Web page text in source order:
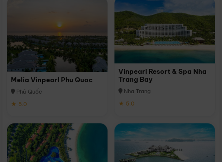
Melia Vinpearl Phu Quoc
Phú Quốc
★ 5.0
Vinpearl Resort & Spa Nha
Trang Bay
Nha Trang
★ 5.0